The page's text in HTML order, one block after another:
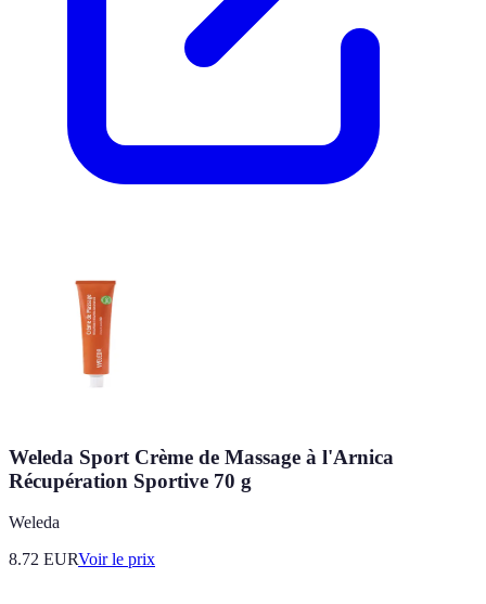
Weleda Sport Crème de Massage à l'Arnica
Récupération Sportive 70 g
Weleda
8.72 EURVoir le prix